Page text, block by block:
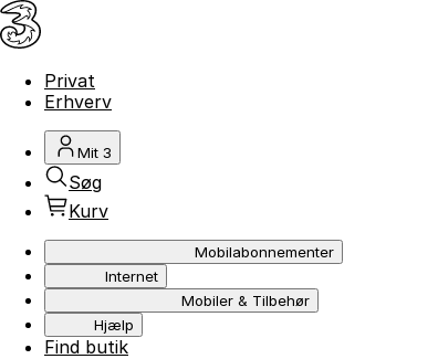
Privat
Erhverv
Mit 3
Søg
Kurv
Mobilabonnementer
Internet
Mobiler & Tilbehør
Hjælp
Find butik